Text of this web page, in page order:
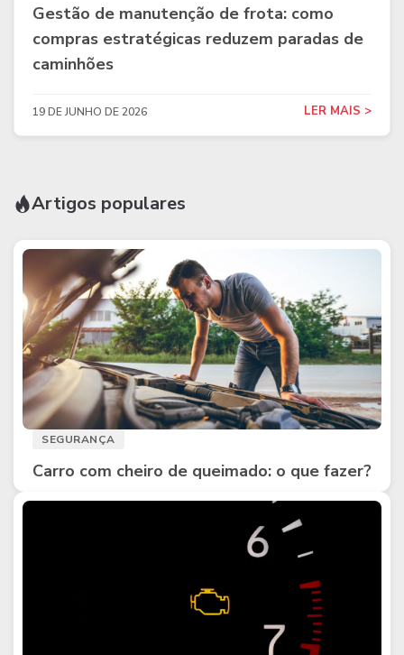
Gestão de manutenção de frota: como
compras estratégicas reduzem paradas de
caminhões
19 DE JUNHO DE 2026 LER MAIS >
Artigos populares
SEGURANÇA
Carro com cheiro de queimado: o que fazer?